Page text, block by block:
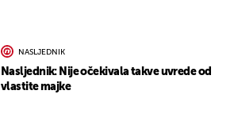
NASLJEDNIK
Nasljednik: Nije očekivala takve uvrede od
vlastite majke